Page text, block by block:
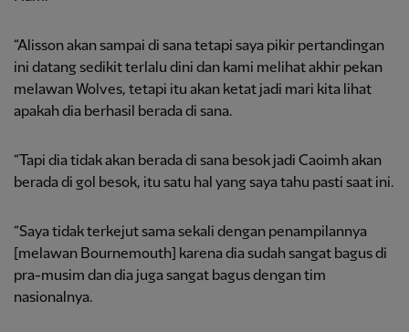
“Alisson akan sampai di sana tetapi saya pikir pertandingan
ini datang sedikit terlalu dini dan kami melihat akhir pekan
melawan Wolves, tetapi itu akan ketat jadi mari kita lihat
apakah dia berhasil berada di sana.
“Tapi dia tidak akan berada di sana besok jadi Caoimh akan
berada di gol besok, itu satu hal yang saya tahu pasti saat ini.
“Saya tidak terkejut sama sekali dengan penampilannya
[melawan Bournemouth] karena dia sudah sangat bagus di
pra-musim dan dia juga sangat bagus dengan tim
nasionalnya.